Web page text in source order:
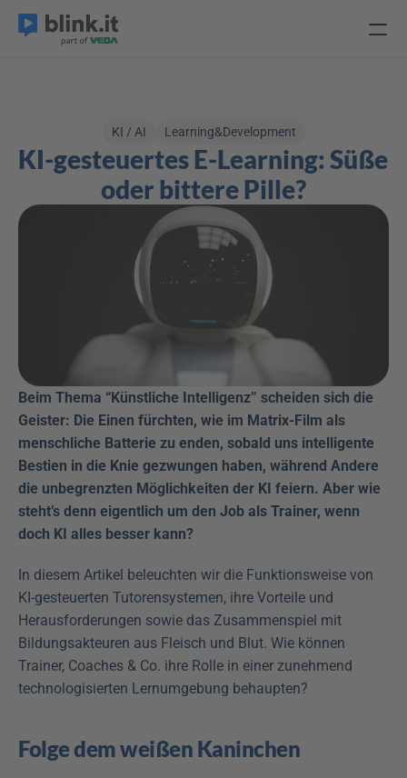
KI / AI Learning&Development
KI-gesteuertes E-Learning: Süße
oder bittere Pille?
Beim Thema “Künstliche Intelligenz” scheiden sich die
Geister: Die Einen fürchten, wie im Matrix-Film als
menschliche Batterie zu enden, sobald uns intelligente
Bestien in die Knie gezwungen haben, während Andere
die unbegrenzten Möglichkeiten der KI feiern. Aber wie
steht’s denn eigentlich um den Job als Trainer, wenn
doch KI alles besser kann?
In diesem Artikel beleuchten wir die Funktionsweise von
KI-gesteuerten Tutorensystemen, ihre Vorteile und
Herausforderungen sowie das Zusammenspiel mit
Bildungsakteuren aus Fleisch und Blut. Wie können
Trainer, Coaches & Co. ihre Rolle in einer zunehmend
technologisierten Lernumgebung behaupten?
Folge dem weißen Kaninchen